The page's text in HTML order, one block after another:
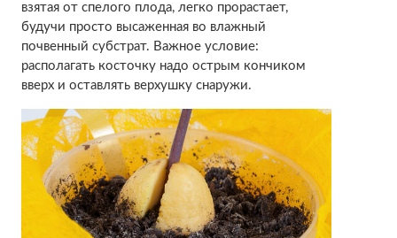
взятая от спелого плода, легко прорастает,
будучи просто высаженная во влажный
почвенный субстрат. Важное условие:
располагать косточку надо острым кончиком
вверх и оставлять верхушку снаружи.